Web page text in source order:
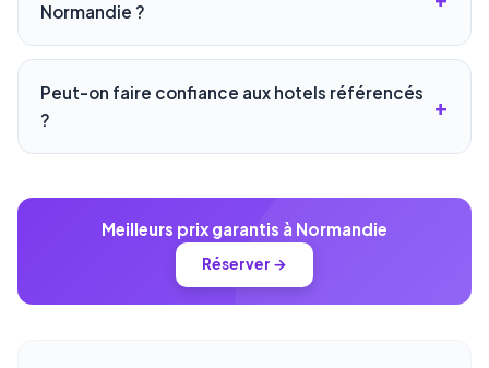
Normandie ?
Peut-on faire confiance aux hotels référencés
?
Meilleurs prix garantis à Normandie
Réserver →